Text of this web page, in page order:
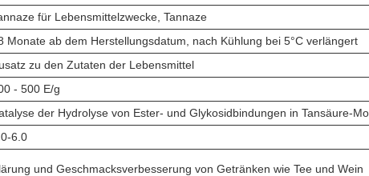
für Lebensmittelzwecke, Tannaze
Monate ab dem Herstellungsdatum, nach Kühlung bei 5°C verlängert
zu den Zutaten der Lebensmittel
- 500 E/g
der Hydrolyse von Ester- und Glykosidbindungen in Tansäure-
6.0
und Geschmacksverbesserung von Getränken wie Tee und Wein